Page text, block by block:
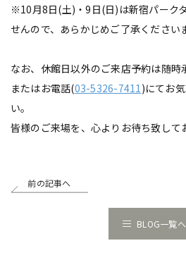
※10月8日(土)・9日(日)は新宿パーク
せんので、あらかじめご了承ください
なお、休館日以外のご来店予約は随時
またはお電話(03-5326-7411)にてお
い。
皆様のご来場を、心よりお待ち致して
前の記事へ
BLOG一覧へ